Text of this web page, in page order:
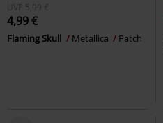
UVP 5,99 €
4,99 €
Flaming Skull Metallica Patch